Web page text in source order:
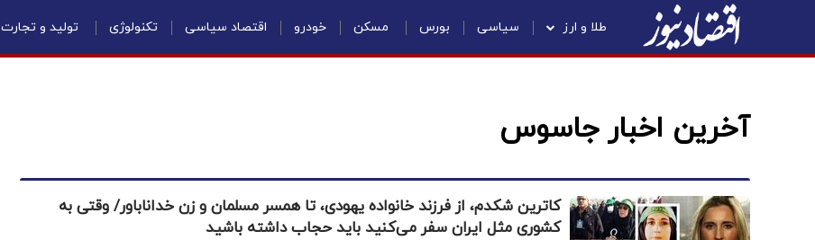
طلا و ارز سیاسی بورس مسکن خودرو اقتصاد سیاسی تکنولوژی تولید و تجارت
آخرین اخبار جاسوس
کاترین شکدم، از فرزند خانواده یهودی، تا همسر مسلمان و زن خداناباور/ وقتی به
کشوری مثل ایران سفر می‌کنید باید حجاب داشته باشید